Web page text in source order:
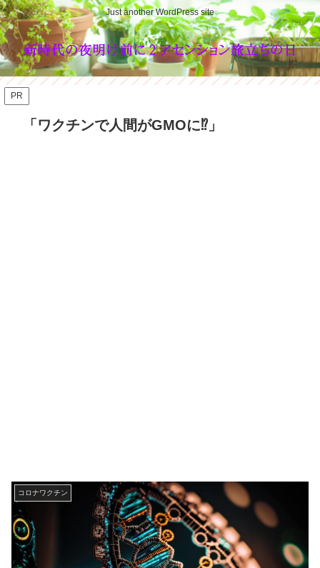
Just another WordPress site
PR
「ワクチンで人間がGMOに⁉️」
コロナワクチン